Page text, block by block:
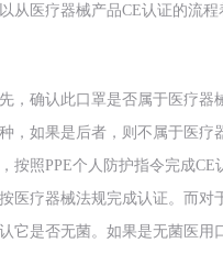
从医疗器械产品CE认证的流
，确认此口罩是否属于医疗器
，如果是后者，则不属于医疗
按照PPE个人防护指令完成CE
医疗器械法规完成认证。而对
它是否无菌。如果是无菌医用